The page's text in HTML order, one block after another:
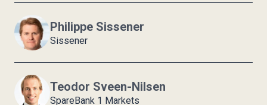
Philippe Sissener
Sissener
Teodor Sveen-Nilsen
SpareBank 1 Markets